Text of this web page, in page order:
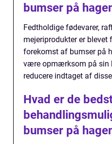
bumser på
Fedtholdige fødevarer,
mejeriprodukter er blevet
forekomst af bumser på
være opmærksom på sin
reducere indtaget af
Hvad er de
bumser på